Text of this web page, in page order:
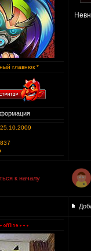
главнюк *
25.10.2009
к началу